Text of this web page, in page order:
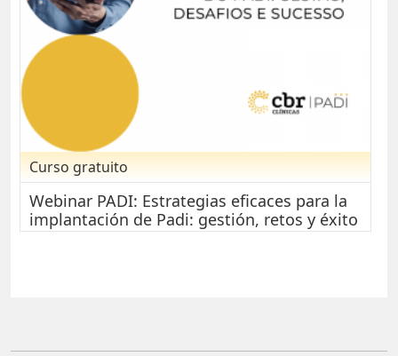
Curso gratuito
Webinar PADI: Estrategias eficaces para la
implantación de Padi: gestión, retos y éxito